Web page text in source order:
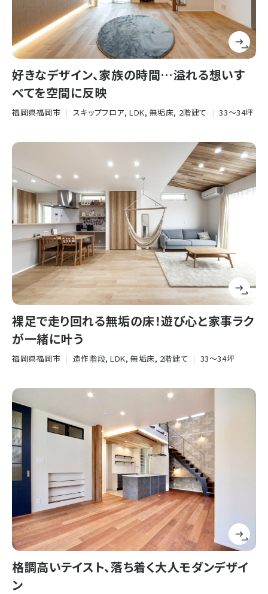
好きなデザイン、家族の時間…溢れる想いす
べてを空間に反映
福岡県福岡市 | スキップフロア, LDK, 無垢床, 2階建て | 33〜34坪
裸足で走り回れる無垢の床！遊び心と家事ラク
が一緒に叶う
福岡県福岡市 | 造作階段, LDK, 無垢床, 2階建て | 33〜34坪
格調高いテイスト、落ち着く大人モダンデザイ
ン